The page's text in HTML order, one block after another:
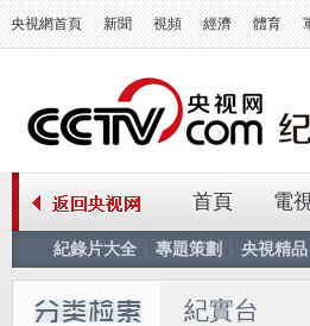
央視網首頁 新聞 視頻 經濟 體育
首頁 電
紀錄片大全 專題策劃 央視精品
紀實台